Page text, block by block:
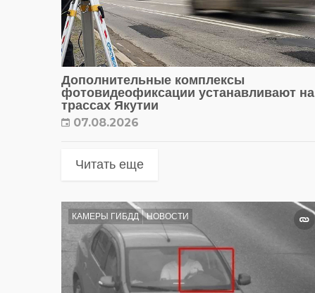
Дополнительные комплексы
фотовидеофиксации устанавливают на
трассах Якутии
07.08.2026
Читать еще
КАМЕРЫ ГИБДД НОВОСТИ